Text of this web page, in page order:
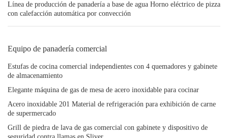
Línea de producción de panadería a base de agua Horno eléctrico de pizza
con calefacción automática por convección
Equipo de panadería comercial
Estufas de cocina comercial independientes con 4 quemadores y gabinete
de almacenamiento
Elegante máquina de gas de mesa de acero inoxidable para cocinar
Acero inoxidable 201 Material de refrigeración para exhibición de carne
de supermercado
Grill de piedra de lava de gas comercial con gabinete y dispositivo de